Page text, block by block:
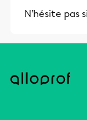
N’hésite pas